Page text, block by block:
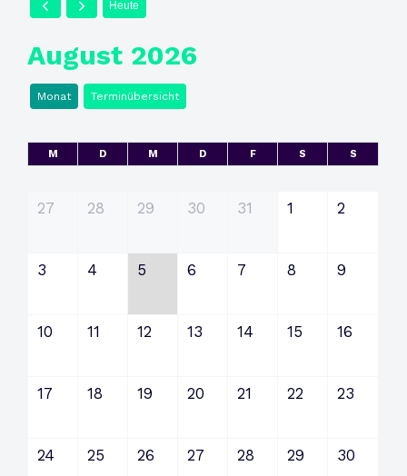
Heute
August 2026
Monat Terminübersicht
M D M D F S S
27 28 29 30 31 1 2
3 4 5 6 7 8 9
10 11 12 13 14 15 16
17 18 19 20 21 22 23
24 25 26 27 28 29 30